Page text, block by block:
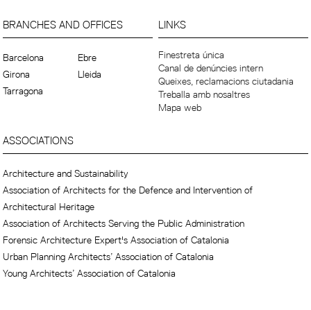
BRANCHES AND OFFICES
Barcelona
Ebre
Girona
Lleida
Tarragona
LINKS
Finestreta única
Canal de denúncies intern
Queixes, reclamacions ciutadania
Treballa amb nosaltres
Mapa web
ASSOCIATIONS
Architecture and Sustainability
Association of Architects for the Defence and Intervention of
Architectural Heritage
Association of Architects Serving the Public Administration
Forensic Architecture Expert's Association of Catalonia
Urban Planning Architects’ Association of Catalonia
Young Architects’ Association of Catalonia